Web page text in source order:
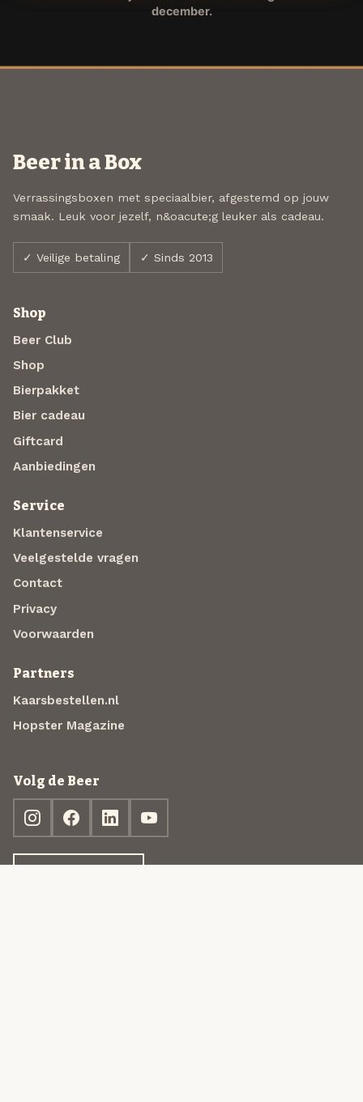
december.
Beer in a Box
Verrassingsboxen met speciaalbier, afgestemd op jouw
smaak. Leuk voor jezelf, n&oacute;g leuker als cadeau.
✓ Veilige betaling ✓ Sinds 2013
Shop
Beer Club
Shop
Bierpakket
Bier cadeau
Giftcard
Aanbiedingen
Service
Klantenservice
Veelgestelde vragen
Contact
Privacy
Voorwaarden
Partners
Kaarsbestellen.nl
Hopster Magazine
Volg de Beer